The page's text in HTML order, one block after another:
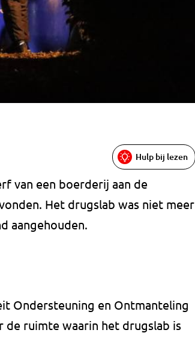
Hulp bij lezen
van een boerderij aan de
Het drugslab was niet meer
aangehouden.
Ondersteuning en Ontmanteling
de ruimte waarin het drugslab is